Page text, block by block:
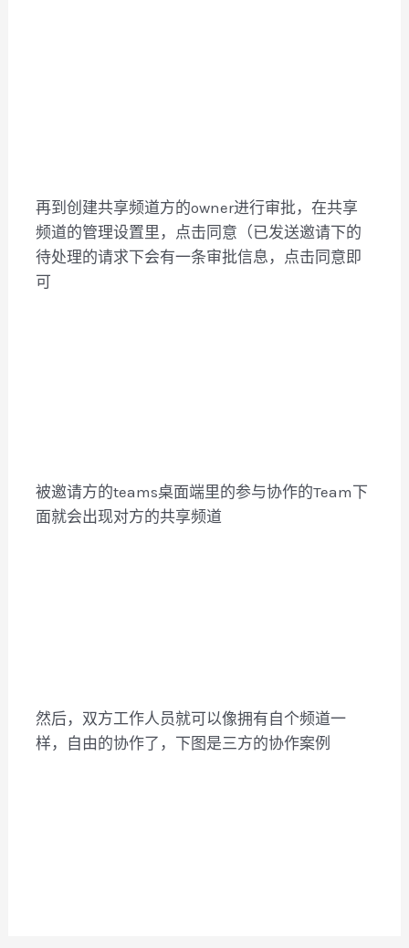
再到创建共享频道方的owner进行审批，在共享
频道的管理设置里，点击同意（已发送邀请下的
待处理的请求下会有一条审批信息，点击同意即
可
被邀请方的teams桌面端里的参与协作的Team下
面就会出现对方的共享频道
然后，双方工作人员就可以像拥有自个频道一
样，自由的协作了，下图是三方的协作案例